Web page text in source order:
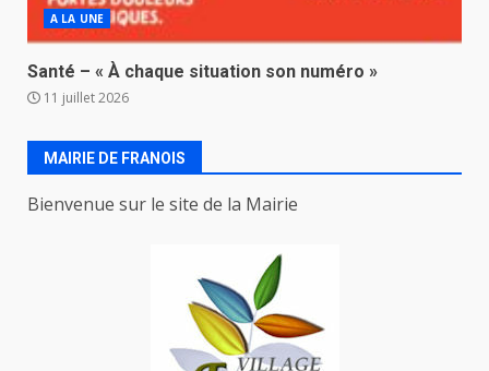
A LA UNE
Santé – « À chaque situation son numéro »
11 juillet 2026
MAIRIE DE FRANOIS
Bienvenue sur le site de la Mairie